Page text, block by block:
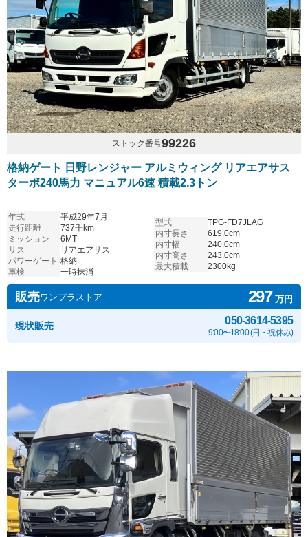
ストック番号99226
格納ゲート 日野レンジャー アルミウィング リアエアサス
ターボ240馬力 マニュアル6速 積載2.3トン
年式
平成29年7月
走行距離
737千km
ミッション
6MT
サス
リアエアサス
パワーゲート 格納
車検
一時抹消
型式
TPG-FD7JLAG
内寸長さ
619.0cm
内寸幅
240.0cm
内寸高さ
243.0cm
最大積載
2300kg
販売ワンプラストア 297 万円
現状販売 050-3614-5395
9:00〜18:00 (日・祝休み)